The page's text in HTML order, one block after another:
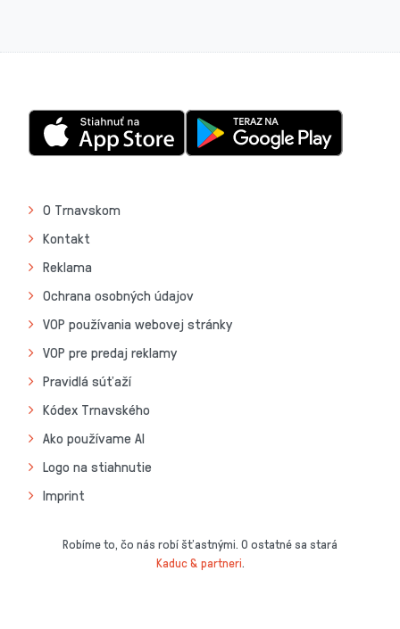
O Trnavskom
Kontakt
Reklama
Ochrana osobných údajov
VOP používania webovej stránky
VOP pre predaj reklamy
Pravidlá súťaží
Kódex Trnavského
Ako používame AI
Logo na stiahnutie
Imprint
Robíme to, čo nás robí šťastnými. O ostatné sa stará
Kaduc & partneri.